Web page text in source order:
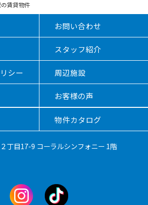
賃貸物件
お問い合わせ
スタッフ紹介
シー 周辺施設
お客様の声
物件カタログ
丁目17-9 コーラルシンフォニー 1階